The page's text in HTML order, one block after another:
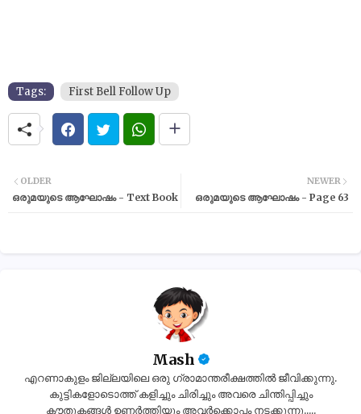
Tags: First Bell Follow Up
NEWER
ഒരുമയുടെ ആഘോഷം - Page 63
OLDER
ഒരുമയുടെ ആഘോഷം - Text Book
Mash
എറണാകുളം ജില്ലയിലെ ഒരു ഗ്രാമാന്തരീക്ഷത്തിൽ ജീവിക്കുന്നു.
കുട്ടികളോടൊത്ത് കളിച്ചും ചിരിച്ചും അവരെ ചിന്തിപ്പിച്ചും
കൗതുകങ്ങൾ ഉണർത്തിയും അവർക്കൊപ്പം നടക്കുന്നു.....